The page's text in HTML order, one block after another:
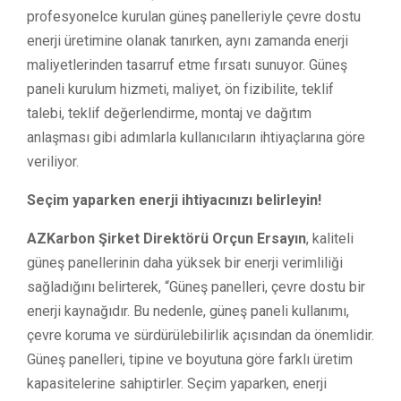
profesyonelce kurulan güneş panelleriyle çevre dostu
enerji üretimine olanak tanırken, aynı zamanda enerji
maliyetlerinden tasarruf etme fırsatı sunuyor. Güneş
paneli kurulum hizmeti, maliyet, ön fizibilite, teklif
talebi, teklif değerlendirme, montaj ve dağıtım
anlaşması gibi adımlarla kullanıcıların ihtiyaçlarına göre
veriliyor.
Seçim yaparken enerji ihtiyacınızı belirleyin!
AZKarbon Şirket Direktörü Orçun Ersayın, kaliteli
güneş panellerinin daha yüksek bir enerji verimliliği
sağladığını belirterek, “Güneş panelleri, çevre dostu bir
enerji kaynağıdır. Bu nedenle, güneş paneli kullanımı,
çevre koruma ve sürdürülebilirlik açısından da önemlidir.
Güneş panelleri, tipine ve boyutuna göre farklı üretim
kapasitelerine sahiptirler. Seçim yaparken, enerji